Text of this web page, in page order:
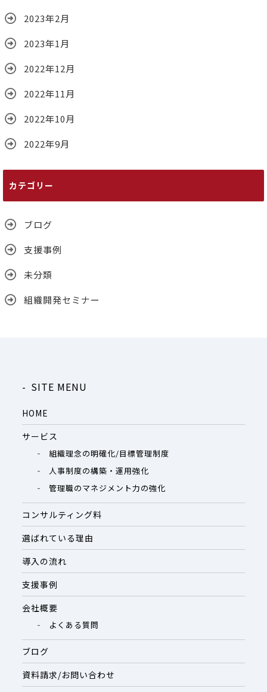
2023年2月
2023年1月
2022年12月
2022年11月
2022年10月
2022年9月
カテゴリー
ブログ
支援事例
未分類
組織開発セミナー
SITE MENU
HOME
サービス
組織理念の明確化/目標管理制度
人事制度の構築・運用強化
管理職のマネジメント力の強化
コンサルティング料
選ばれている理由
導入の流れ
支援事例
会社概要
よくある質問
ブログ
資料請求/お問い合わせ